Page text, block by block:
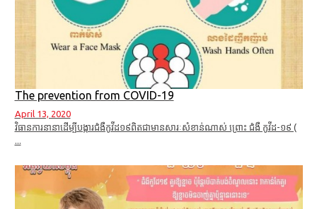
The prevention from COVID-19
April 13, 2020
វិធានការនានាដើម្បីបង្ការជំងឺកូវីដ១៩ពិតជាមានសារៈសំខាន់ណាស់ ព្រោះ ជំងឺ កូវីដ-១៩ (